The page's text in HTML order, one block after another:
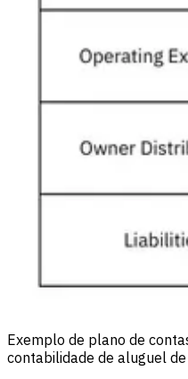
Exemplo de plano de
contabilidade de aluguel